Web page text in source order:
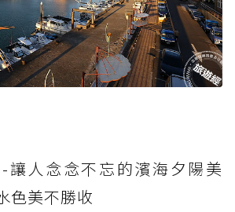
讓人念念不忘的濱海夕陽美
色美不勝收